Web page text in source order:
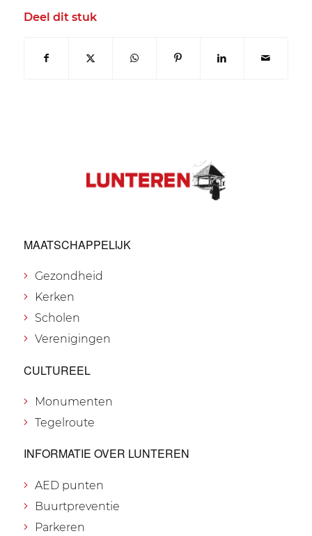
Deel dit stuk
MAATSCHAPPELIJK
Gezondheid
Kerken
Scholen
Verenigingen
CULTUREEL
Monumenten
Tegelroute
INFORMATIE OVER LUNTEREN
AED punten
Buurtpreventie
Parkeren